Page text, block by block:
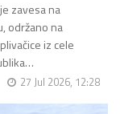
zavesa na
održano na
iz cele
27 Jul 2026, 12:28